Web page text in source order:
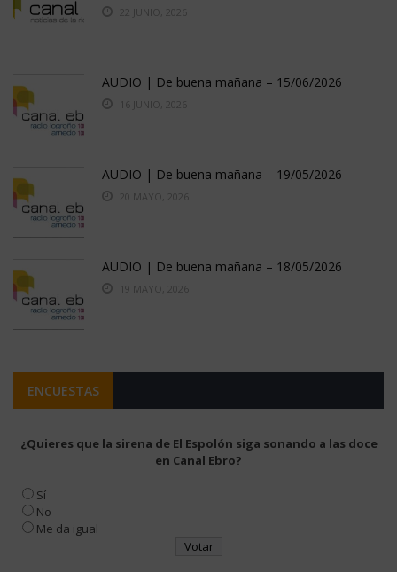
22 JUNIO, 2026
AUDIO | De buena mañana – 15/06/2026
16 JUNIO, 2026
AUDIO | De buena mañana – 19/05/2026
20 MAYO, 2026
AUDIO | De buena mañana – 18/05/2026
19 MAYO, 2026
ENCUESTAS
¿Quieres que la sirena de El Espolón siga sonando a las doce
en Canal Ebro?
Sí
No
Me da igual